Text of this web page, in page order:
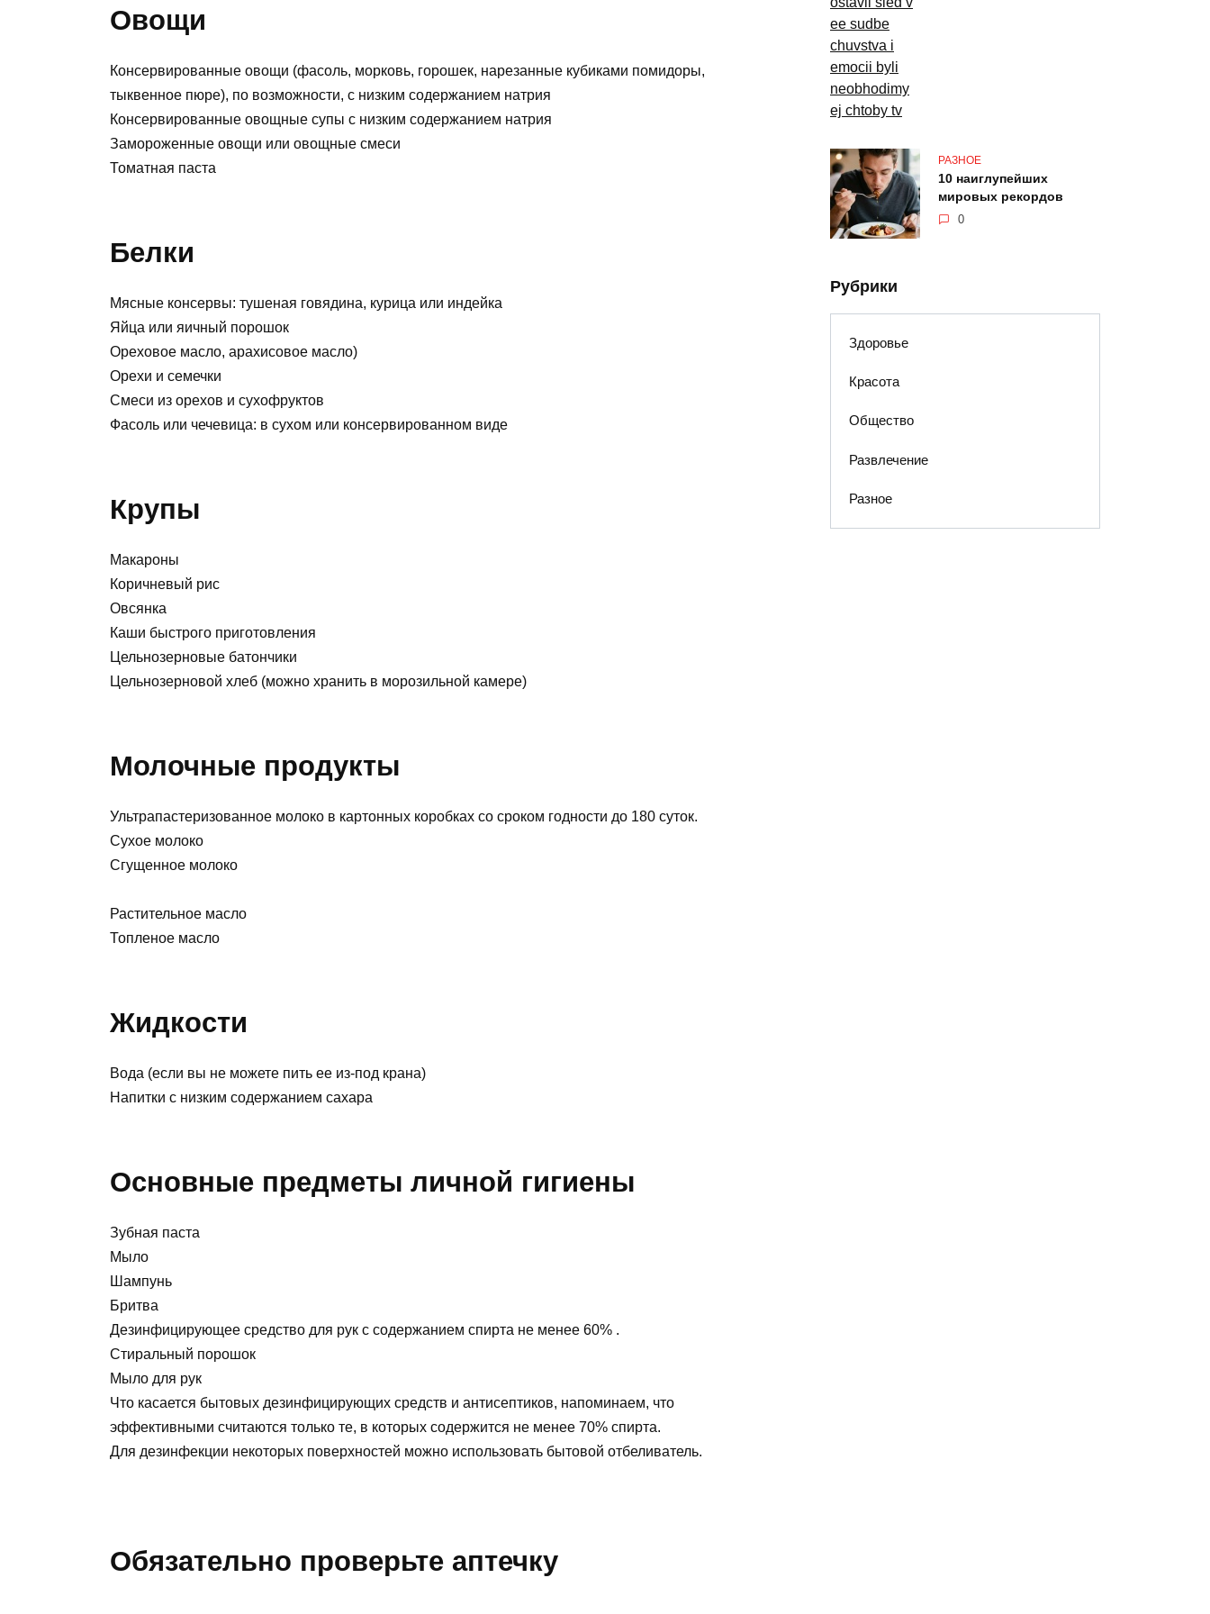
Овощи
Консервированные овощи (фасоль, морковь, горошек, нарезанные кубиками помидоры,
тыквенное пюре), по возможности, с низким содержанием натрия
Консервированные овощные супы с низким содержанием натрия
Замороженные овощи или овощные смеси
Томатная паста
Белки
Мясные консервы: тушеная говядина, курица или индейка
Яйца или яичный порошок
Ореховое масло, арахисовое масло)
Орехи и семечки
Смеси из орехов и сухофруктов
Фасоль или чечевица: в сухом или консервированном виде
Крупы
Макароны
Коричневый рис
Овсянка
Каши быстрого приготовления
Цельнозерновые батончики
Цельнозерновой хлеб (можно хранить в морозильной камере)
Молочные продукты
Ультрапастеризованное молоко в картонных коробках со сроком годности до 180 суток.
Сухое молоко
Сгущенное молоко
Растительное масло
Топленое масло
Жидкости
Вода (если вы не можете пить ее из-под крана)
Напитки с низким содержанием сахара
Основные предметы личной гигиены
Зубная паста
Мыло
Шампунь
Бритва
Дезинфицирующее средство для рук с содержанием спирта не менее 60% .
Стиральный порошок
Мыло для рук
Что касается бытовых дезинфицирующих средств и антисептиков, напоминаем, что
эффективными считаются только те, в которых содержится не менее 70% спирта.
Для дезинфекции некоторых поверхностей можно использовать бытовой отбеливатель.
Обязательно проверьте аптечку
РАЗНОЕ
10 наиглупейших
мировых рекордов
0
Рубрики
Здоровье
Красота
Общество
Развлечение
Разное